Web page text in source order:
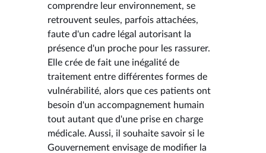
comprendre leur environnement, se
retrouvent seules, parfois attachées,
faute d'un cadre légal autorisant la
présence d'un proche pour les rassurer.
Elle crée de fait une inégalité de
traitement entre différentes formes de
vulnérabilité, alors que ces patients ont
besoin d'un accompagnement humain
tout autant que d'une prise en charge
médicale. Aussi, il souhaite savoir si le
Gouvernement envisage de modifier la